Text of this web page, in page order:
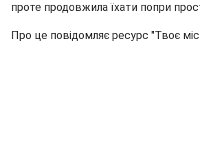
проте продовжила їхати попри
Про це повідомляє ресурс "Твоє